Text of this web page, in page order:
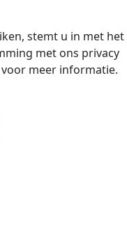
stemt u in met het
met ons privacy
meer informatie.